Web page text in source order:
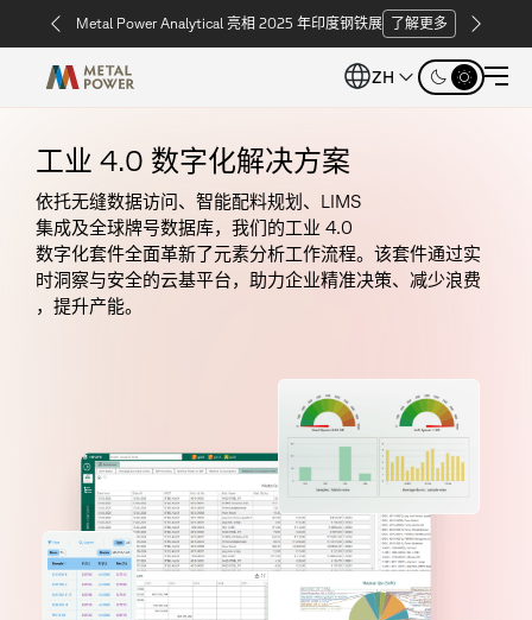
Metal Power Analytical 亮相 2025 年印度钢铁展 了解更多
ZH
工业 4.0 数字化解决方案
依托无缝数据访问、 智能配料规划 、 L IMS
集成及全球牌号数据库， 我们的工业 4.0
数字化套件全面革新了元素分析工作流程。 该套件通过实
时洞察与安全的云基平台， 助力企业精准决策、 减少浪费
， 提升产能。